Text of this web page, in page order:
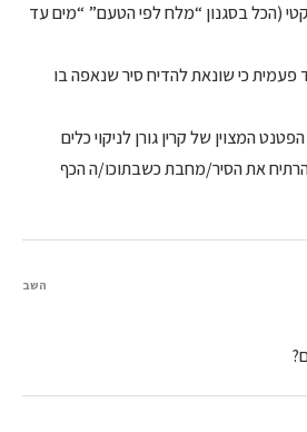
(הכל בסגנון “מלח לפי הטעם” “מים עד
פעמית כי שונאת להדיח סיר שנאפה בו
המצוין של קרין גורן לניקוי כלים
את הסיר/מחבת כשבתוכו/ה הכף
השב